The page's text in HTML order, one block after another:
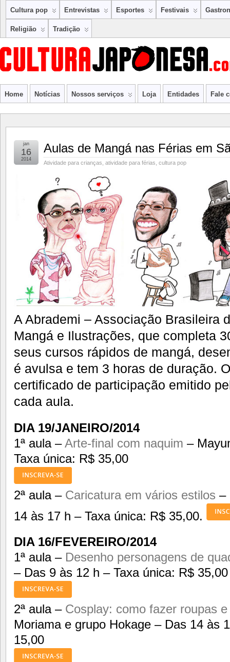
Cultura pop Entrevistas Esportes Festivais
Religião Tradição
Home Notícias Nossos serviços Loja Entidades Fale
Aulas de Mangá nas Férias em
Atividade para crianças atividade para férias cultura pop
jan
16
2014
A Abrademi – Associação Brasileira
Mangá e Ilustrações, que completa
seus cursos rápidos de mangá,
é avulsa e tem 3 horas de duração.
certificado de participação emitido
cada aula.
DIA 19/JANEIRO/2014
1ª aula –Arte-final com naquim –
Taxa única: R$ 35,00
2ª aula – Caricatura em vários estilos –
14 às 17 h – Taxa única: R$ 35,00.
DIA 16/FEVEREIRO/2014
1ª aula – Desenho personagens de
– Das 9 às 12 h – Taxa única: R$ 35,00
2ª aula – Cosplay: como fazer roupas
Moriama e grupo Hokage – Das 14 às
15,00